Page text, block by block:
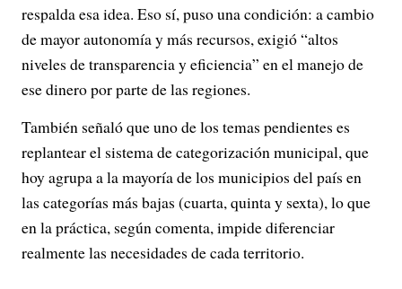
respalda esa idea. Eso sí, puso una condición: a cambio
de mayor autonomía y más recursos, exigió “altos
niveles de transparencia y eficiencia” en el manejo de
ese dinero por parte de las regiones.
También señaló que uno de los temas pendientes es
replantear el sistema de categorización municipal, que
hoy agrupa a la mayoría de los municipios del país en
las categorías más bajas (cuarta, quinta y sexta), lo que
en la práctica, según comenta, impide diferenciar
realmente las necesidades de cada territorio.